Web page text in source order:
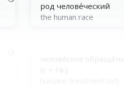
род челове́ческий
the human race